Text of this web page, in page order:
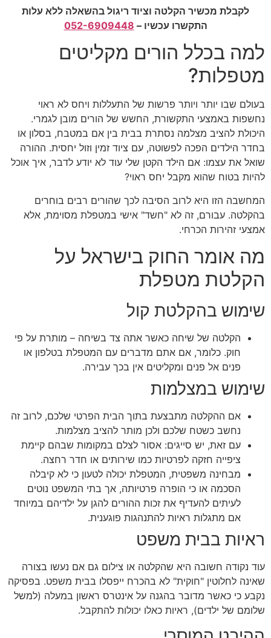
לקבלת מכשיר הקלטה וציוד ריגול בהשאלה ללא עלות
התקשרו עכשיו – 052-6909448
למה בכלל הורים מקליטים
מטפלות?
בעולם שבו יותר ויותר פרשות של התעללות ויחס לא ראוי
נחשפות באמצעי התקשורת, החשש של הורים מובן לגמרי.
היכולת להציב מצלמה נסתרת בבית בין אם במטבח, בסלון או
בחדר הילדים הפכה לפשוטה, עם ציוד זמין וזול יחסית. ההורה
שואל את עצמו: אם הילד הקטן שלי עוד לא יודע לדבר, איך אוכל
להיות בטוח שהוא מקבל יחס ראוי?
המחשבה הזו היא לרוב הסיבה לכך שהורים רבים בוחרים
בהקלטה. עבורם, זה לא "חשד" אישי במטפלת מסוימת, אלא
אמצעי זהירות הכרחי.
מה אומר החוק בישראל על
הקלטת מטפלת
שימוש בהקלטת קול
הקלטה של שיחה כאשר אתה צד בשיחה – מותרת על פי
חוק. כלומר, אם אתם מדברים עם המטפלת בטלפון או
פנים אל פנים ומקליטים אין בכך עבירה.
שימוש במצלמות
אם ההקלטה מתבצעת בתוך הבית הפרטי שלכם, לרוב זה
נחשב כשטח שלכם ולכן מותר להציב מצלמות.
עם זאת, יש סייגים: אסור לצלם במקומות שבהם קיימת
ציפייה חזקה לפרטיות כמו שירותים או חדר רחצה.
מבחינה משפטית, המטפלת יכולה לטעון כי לא קיבלה
הסכמה או כי הופרה פרטיותה, אך בתי המשפט נוטים
לעיתים להעדיף את זכות ההורים להגן על ילדיהם במיוחד
אם מתגלות ראיות להתנהגות פוגענית.
ראיות בבית משפט
עוד נקודה חשובה היא שהקלטה או צילום גם אם נעשו בצורה
שאינה לחלוטין "חוקית" לא בהכרח ייפסלו בבית משפט. בפסיקה
נקבע כי כאשר מדובר בהגנה על אינטרס ראשון במעלה (למשל
שלומם של ילדים), ראיות כאלו יכולות להתקבל.